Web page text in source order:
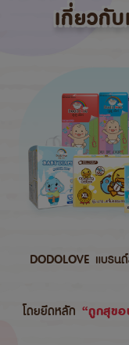
เกี่ยวกับ
DODOLOVE แบร
โดยยึดหลัก “ถูกสุข